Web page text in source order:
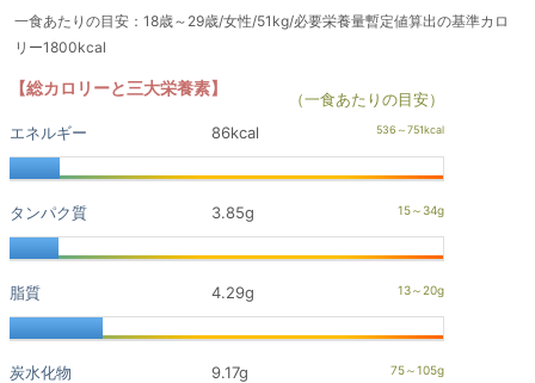
一食あたりの目安：18歳～29歳/女性/51kg/必要栄養量暫定値算出の基準カロ
リー1800kcal
【総カロリーと三大栄養素】
（一食あたりの目安）
エネルギー
86kcal
タンパク質 3.85g
脂質 4.29g
炭水化物 9.17g